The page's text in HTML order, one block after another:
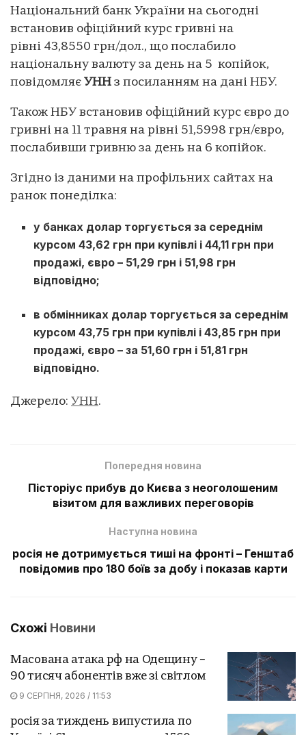
Національний банк України на сьогодні
встановив офіційний курс гривні на
рівні 43,8550 грн/дол., що послабило
національну валюту за день на 5 копійок,
повідомляє УНН з посиланням на дані НБУ.
Також НБУ встановив офіційний курс євро до
гривні на 11 травня на рівні 51,5998 грн/євро,
послабивши гривню за день на 6 копійок.
Згідно із даними на профільних сайтах на
ранок понеділка:
у банках долар торгується за середнім
курсом 43,62 грн при купівлі і 44,11 грн при
продажі, євро – 51,29 грн і 51,98 грн
відповідно;
в обмінниках долар торгується за середнім
курсом 43,75 грн при купівлі і 43,85 грн при
продажі, євро – за 51,60 грн і 51,81 грн
відповідно.
Джерело: УНН.
Попередня новина
Пісторіус прибув до Києва з неоголошеним
візитом для важливих переговорів
Наступна новина
росія не дотримується тиші на фронті – Генштаб
повідомив про 180 боїв за добу і показав карти
Схожі Новини
Масована атака рф на Одещину –
90 тисяч абонентів вже зі світлом
9 СЕРПНЯ, 2026 / 11:53
росія за тиждень випустила по